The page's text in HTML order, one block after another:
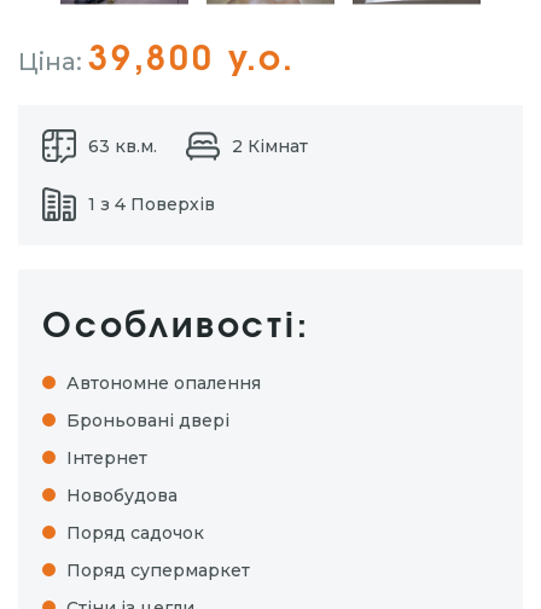
Ціна: 39,800 у.о.
63 кв.м. 2 Кімнат
1 з 4 Поверхів
Особливості:
Автономне опалення
Броньовані двері
Інтернет
Новобудова
Поряд садочок
Поряд супермаркет